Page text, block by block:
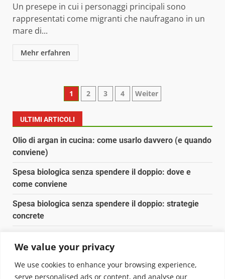
We value your privacy
We use cookies to enhance your browsing experience,
serve personalised ads or content, and analyse our
Un presepe in cui i personaggi principali sono
rappresentati come migranti che naufragano in un
mare di...
Mehr erfahren
Paginazione
degli
articoli
1 2 3 4 Weiter
ULTIMI ARTICOLI
Olio di argan in cucina: come usarlo davvero (e quando
conviene)
Spesa biologica senza spendere il doppio: dove e
come conviene
Spesa biologica senza spendere il doppio: strategie
concrete
Pulizia naturale della casa: 3 ingredienti che
sostituiscono 10 prodotti chimici